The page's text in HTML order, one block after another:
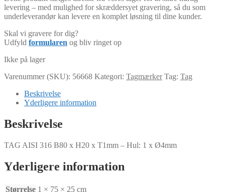
levering – med mulighed for skræddersyet gravering, så du som
underleverandør kan levere en komplet løsning til dine kunder.
Skal vi gravere for dig?
Udfyld formularen og bliv ringet op
Ikke på lager
Varenummer (SKU): 56668 Kategori: Tagmærker Tag: Tag
Beskrivelse
Yderligere information
Beskrivelse
TAG AISI 316 B80 x H20 x T1mm – Hul: 1 x Ø4mm
Yderligere information
Størrelse 1 × 75 × 25 cm